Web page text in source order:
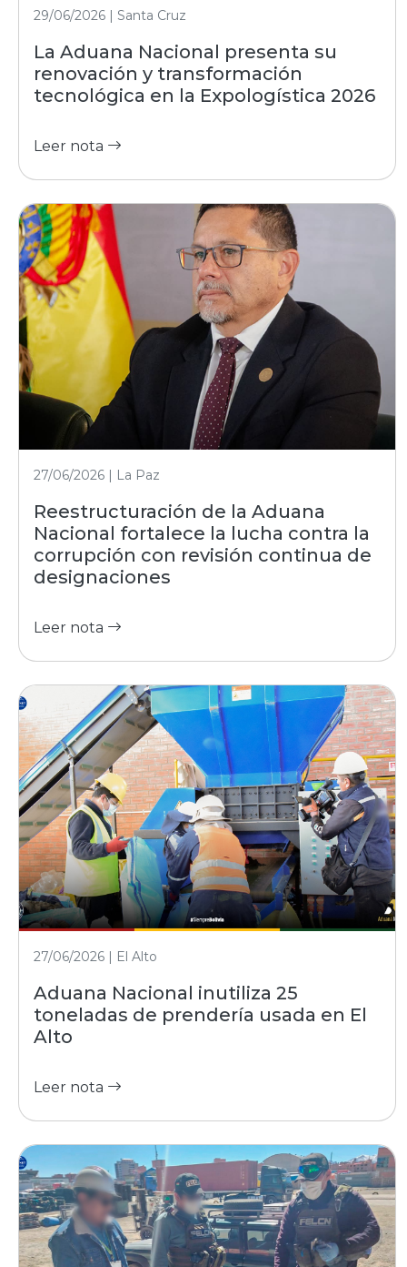
29/06/2026 | Santa Cruz
La Aduana Nacional presenta su
renovación y transformación
tecnológica en la Expologística 2026
Leer nota
27/06/2026 | La Paz
Reestructuración de la Aduana
Nacional fortalece la lucha contra la
corrupción con revisión continua de
designaciones
Leer nota
27/06/2026 | El Alto
Aduana Nacional inutiliza 25
toneladas de prendería usada en El
Alto
Leer nota